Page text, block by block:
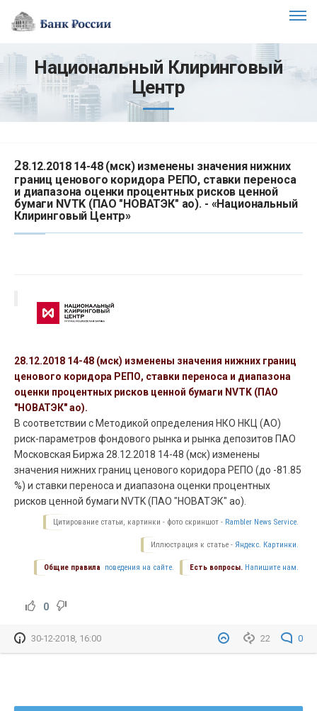
Национальный Клиринговый
Центр
28.12.2018 14-48 (мск) изменены значения нижних
границ ценового коридора РЕПО, ставки переноса
и диапазона оценки процентных рисков ценной
бумаги NVTK (ПАО "НОВАТЭК" ао). - «Национальный
Клиринговый Центр»
28.12.2018 14-48 (мск) изменены значения нижних границ
ценового коридора РЕПО, ставки переноса и диапазона
оценки процентных рисков ценной бумаги NVTK (ПАО
"НОВАТЭК" ао).
В соответствии с Методикой определения НКО НКЦ (АО)
риск-параметров фондового рынка и рынка депозитов ПАО
Московская Биржа 28.12.2018 14-48 (мск) изменены
значения нижних границ ценового коридора РЕПО (до -81.85
%) и ставки переноса и диапазона оценки процентных
рисков ценной бумаги NVTK (ПАО "НОВАТЭК" ао).
Цитирование статьи, картинки - фото скриншот - Rambler News Service.
Иллюстрация к статье - Яндекс. Картинки.
Есть вопросы. Напишите нам.
Общие правила поведения на сайте.
0
22 0
30-12-2018, 16:00